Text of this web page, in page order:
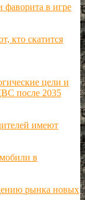
фаворита в игре
кто скатится
цели и
после 2035
имеют
в
рынка новых